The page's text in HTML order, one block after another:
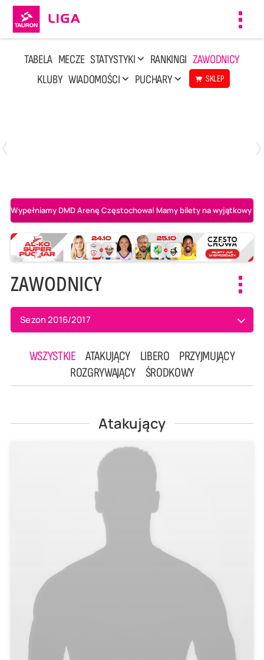
TABELA MECZE STATYSTYKI RANKINGI ZAWODNICY
KLUBY WIADOMOŚCI PUCHARY SKLEP
Wypełniamy DMD Arenę Częstochowa! Mamy bilety na wyjątkowy
ZAWODNICY
Sezon 2016/2017
WSZYSTKIE ATAKUJĄCY LIBERO
PRZYJMUJĄCY
ROZGRYWAJĄCY
ŚRODKOWY
Atakujący